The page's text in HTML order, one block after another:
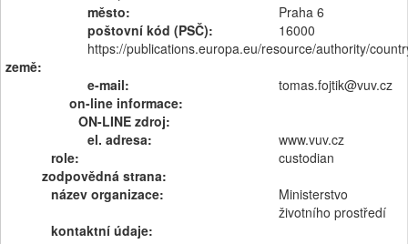
město:
Praha 6
poštovní kód (PSČ):
16000
země:
https://publications.europa.eu/resource/authority/
e-mail:
tomas.fojtik@vuv.cz
on-line informace:
ON-LINE zdroj:
el. adresa:
www.vuv.cz
role:
custodian
zodpovědná strana:
název organizace:
Ministerstvo
životního prostředí
kontaktní údaje: